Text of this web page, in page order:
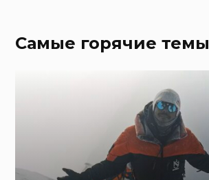
Самые горячие темы